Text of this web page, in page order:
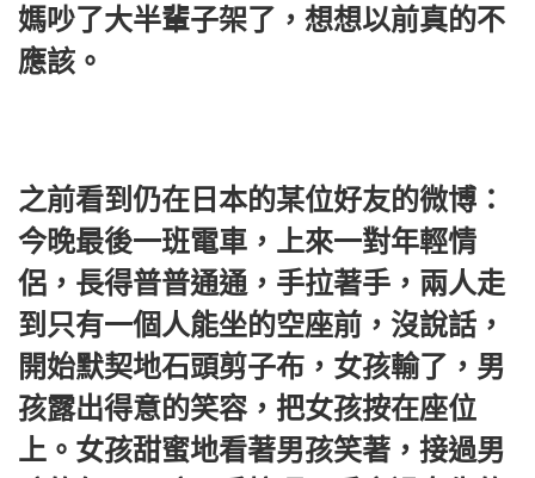
媽吵了大半輩子架了，想想以前真的不
應該。
之前看到仍在日本的某位好友的微博：
今晚最後一班電車，上來一對年輕情
侶，長得普普通通，手拉著手，兩人走
到只有一個人能坐的空座前，沒說話，
開始默契地石頭剪子布，女孩輸了，男
孩露出得意的笑容，把女孩按在座位
上。女孩甜蜜地看著男孩笑著，接過男